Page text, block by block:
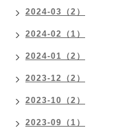
2024-03（2）
2024-02（1）
2024-01（2）
2023-12（2）
2023-10（2）
2023-09（1）